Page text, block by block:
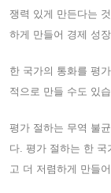
쟁력 있게 만든다는
하게 만들어 경제 성
한 국가의 통화를 평
적으로 만들 수도 있습
평가 절하는 무역 불
다. 평가 절하는 한 국
고 더 저렴하게 만들